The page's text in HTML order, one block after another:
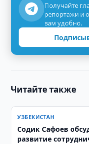
Получайте
репортажи и
вам удобно.
Читайте также
УЗБЕКИСТАН
Содик Сафоев
развитие